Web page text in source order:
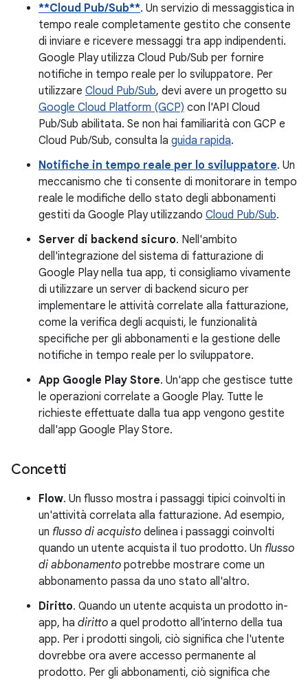
**Cloud Pub/Sub**. Un servizio di messaggistica in
tempo reale completamente gestito che consente
di inviare e ricevere messaggi tra app indipendenti.
Google Play utilizza Cloud Pub/Sub per fornire
notifiche in tempo reale per lo sviluppatore. Per
utilizzare Cloud Pub/Sub, devi avere un progetto su
Google Cloud Platform (GCP) con l'API Cloud
Pub/Sub abilitata. Se non hai familiarità con GCP e
Cloud Pub/Sub, consulta la guida rapida.
Notifiche in tempo reale per lo sviluppatore. Un
meccanismo che ti consente di monitorare in tempo
reale le modifiche dello stato degli abbonamenti
gestiti da Google Play utilizzando Cloud Pub/Sub.
Server di backend sicuro. Nell'ambito
dell'integrazione del sistema di fatturazione di
Google Play nella tua app, ti consigliamo vivamente
di utilizzare un server di backend sicuro per
implementare le attività correlate alla fatturazione,
come la verifica degli acquisti, le funzionalità
specifiche per gli abbonamenti e la gestione delle
notifiche in tempo reale per lo sviluppatore.
App Google Play Store. Un'app che gestisce tutte
le operazioni correlate a Google Play. Tutte le
richieste effettuate dalla tua app vengono gestite
dall'app Google Play Store.
Concetti
Flow. Un flusso mostra i passaggi tipici coinvolti in
un'attività correlata alla fatturazione. Ad esempio,
un flusso di acquisto delinea i passaggi coinvolti
quando un utente acquista il tuo prodotto. Un flusso
di abbonamento potrebbe mostrare come un
abbonamento passa da uno stato all'altro.
Diritto. Quando un utente acquista un prodotto in-
app, ha diritto a quel prodotto all'interno della tua
app. Per i prodotti singoli, ciò significa che l'utente
dovrebbe ora avere accesso permanente al
prodotto. Per gli abbonamenti, ciò significa che